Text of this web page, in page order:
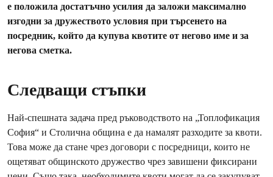
е положила достатъчно усилия да заложи максимално
изгодни за дружеството условия при търсенето на
посредник, който да купува квотите от негово име и за
негова сметка.
Следващи стъпки
Най-спешната задача пред ръководството на „Топлофикация
София“ и Столична община е да намалят разходите за квоти.
Това може да стане чрез договори с посредници, които не
ощетяват общинското дружество чрез завишени фиксирани